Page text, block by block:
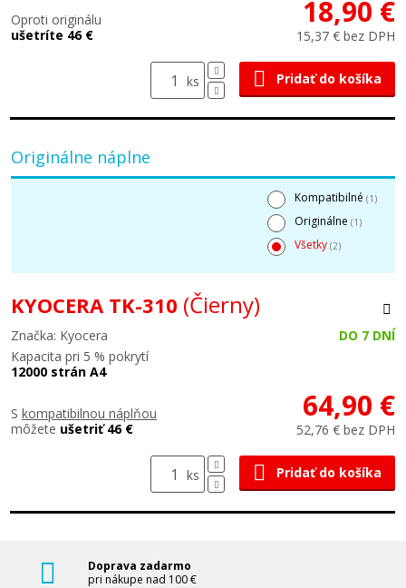
Oproti originálu
ušetríte 46 €
18,90 €
15,37 € bez DPH
ks Pridať do košíka
Originálne náplne
Kompatibilné (1)
Originálne (1)
Všetky (2)
KYOCERA TK-310 (Čierny)
Značka: Kyocera
DO 7 DNÍ
Kapacita pri 5 % pokrytí
12000 strán A4
S kompatibilnou náplňou
môžete ušetriť 46 €
64,90 €
52,76 € bez DPH
ks Pridať do košíka
Doprava zadarmo
pri nákupe nad 100 €